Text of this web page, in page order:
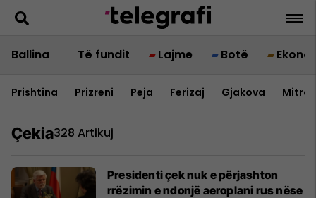
Ballina Të fundit Lajme Botë
Prishtina Prizreni Peja Ferizaj Gjakova
Çekia328 Artikuj
Presidenti çek nuk e përjashton
rrëzimin e ndonjë aeroplani rus nëse